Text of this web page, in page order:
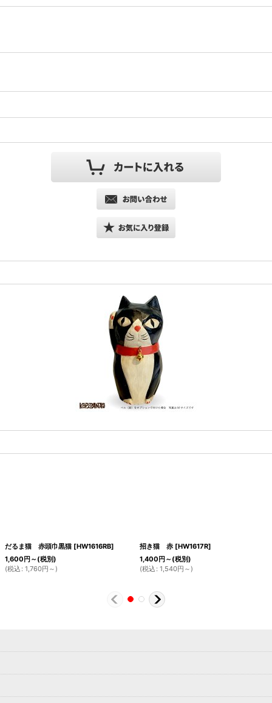
だるま猫 赤頭巾黒猫 [HW1616RB]
1,600 円 ～ (税別)
(税込 : 1,760円 ～ )
招き猫 赤 [HW1617R]
1,400 円 ～ (税別)
(税込 : 1,540円 ～ )